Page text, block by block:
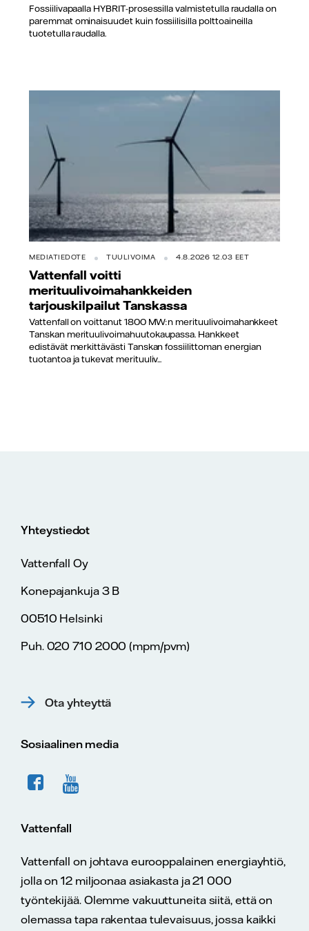
Fossiilivapaalla HYBRIT-prosessilla valmistetulla raudalla on
paremmat ominaisuudet kuin fossiilisilla polttoaineilla
tuotetulla raudalla.
MEDIATIEDOTE TUULIVOIMA 4.8.2026 12.03 EET
Vattenfall voitti
merituulivoimahankkeiden
tarjouskilpailut Tanskassa
Vattenfall on voittanut 1800 MW:n merituulivoimahankkeet
Tanskan merituulivoimahuutokaupassa. Hankkeet
edistävät merkittävästi Tanskan fossiilittoman energian
tuotantoa ja tukevat merituuliv...
Yhteystiedot
Vattenfall Oy
Konepajankuja 3 B
00510 Helsinki
Puh. 020 710 2000 (mpm/pvm)
Ota yhteyttä
Sosiaalinen media
Vattenfall
Vattenfall on johtava eurooppalainen energiayhtiö,
jolla on 12 miljoonaa asiakasta ja 21 000
työntekijää. Olemme vakuuttuneita siitä, että on
olemassa tapa rakentaa tulevaisuus, jossa kaikki